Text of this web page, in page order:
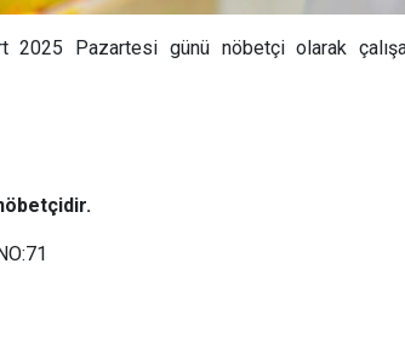
Pazartesi günü nöbetçi olarak